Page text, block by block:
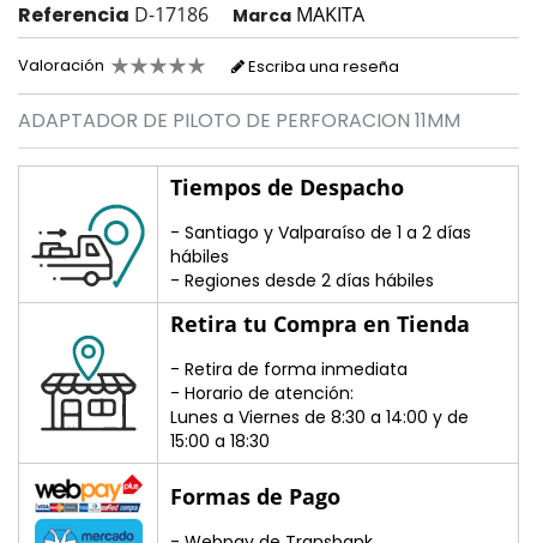
Referencia D-17186 Marca MAKITA
Valoración Escriba una reseña
ADAPTADOR DE PILOTO DE PERFORACION 11MM
Tiempos de Despacho
- Santiago y Valparaíso de 1 a 2 días
hábiles
- Regiones desde 2 días hábiles
Retira tu Compra en Tienda
- Retira de forma inmediata
- Horario de atención:
Lunes a Viernes de 8:30 a 14:00 y de
15:00 a 18:30
Formas de Pago